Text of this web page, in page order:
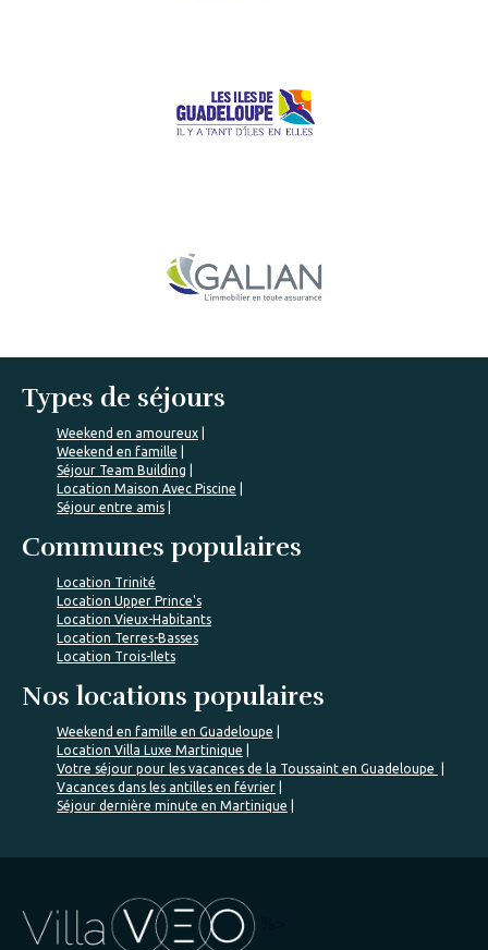
Types de séjours
Weekend en amoureux
Weekend en famille
Séjour Team Building
Location Maison Avec Piscine
Séjour entre amis
Communes populaires
Location Trinité
Location Upper Prince's
Location Vieux-Habitants
Location Terres-Basses
Location Trois-Ilets
Nos locations populaires
Weekend en famille en Guadeloupe
Location Villa Luxe Martinique
Votre séjour pour les vacances de la Toussaint en Guadeloupe
Vacances dans les antilles en février
Séjour dernière minute en Martinique